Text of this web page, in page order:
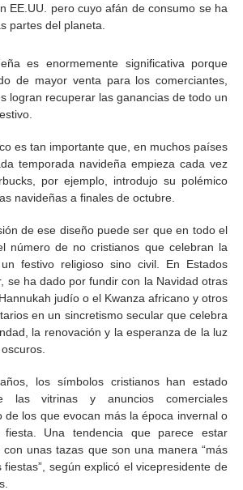
EE.UU. pero cuyo afán de consumo se ha
partes del planeta.
es enormemente significativa porque
de mayor venta para los comerciantes,
logran recuperar las ganancias de todo un
es tan importante que, en muchos países
temporada navideña empieza cada vez
por ejemplo, introdujo su polémico
navideñas a finales de octubre.
de ese diseño puede ser que en todo el
número de no cristianos que celebran la
festivo religioso sino civil. En Estados
se ha dado por fundir con la Navidad otras
judío o el Kwanza africano y otros
en un sincretismo secular que celebra
la renovación y la esperanza de la luz
los símbolos cristianos han estado
las vitrinas y anuncios comerciales
de los que evocan más la época invernal o
Una tendencia que parece estar
con unas tazas que son una manera “más
según explicó el vicepresidente de